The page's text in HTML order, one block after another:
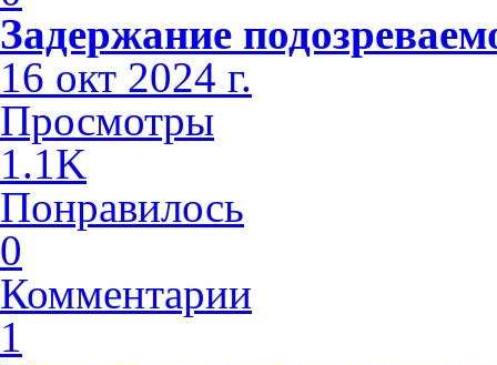
Задержание
16 окт 2024 г.
Просмотры
1.1K
Понравилось
0
Комментарии
1